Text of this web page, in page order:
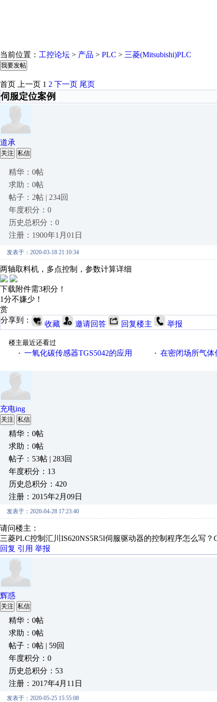
当前位置： 工控论坛 > 产品 > PLC > 三菱(Mitsubishi)PLC
我要发帖
首页 上一页 1 2 下一页 尾页
伺服定位案例
道承
关注 私信
精华：0帖
求助：0帖
帖子：2帖 | 234回
年度积分：0
历史总积分：0
注册：1900年1月01日
发表于：2020-03-18 21:10:34
两轴取料机，多点控制，参数计算详细
下载附件需3积分！
1分不嫌少！
赏
分享到：
收藏 邀请回答 回复楼主 举报
楼主最近还看过
· 一氧化碳传感器TGS5042的应用 · 在密闭场所气体传
充电ing
关注 私信
精华：0帖
求助：0帖
帖子：53帖 | 283回
年度积分：13
历史总积分：420
注册：2015年2月09日
发表于：2020-04-28 17:23:40
请问楼主：
三菱PLC控制汇川IS620NS5R5I伺服驱动器的控制程序怎么写
回复 引用 举报
辉惑
关注 私信
精华：0帖
求助：0帖
帖子：0帖 | 59回
年度积分：0
历史总积分：53
注册：2017年4月11日
发表于：2020-05-25 15:55:08